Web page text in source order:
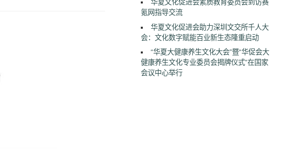
华夏文化促进会素质教育委员会到访赛
氪网指导交流
华夏文化促进会助力深圳文交所千人大
会：文化数字赋能百业新生态隆重启动
“华夏大健康养生文化大会”暨“华促会大
健康养生文化专业委员会揭牌仪式”在国家
会议中心举行